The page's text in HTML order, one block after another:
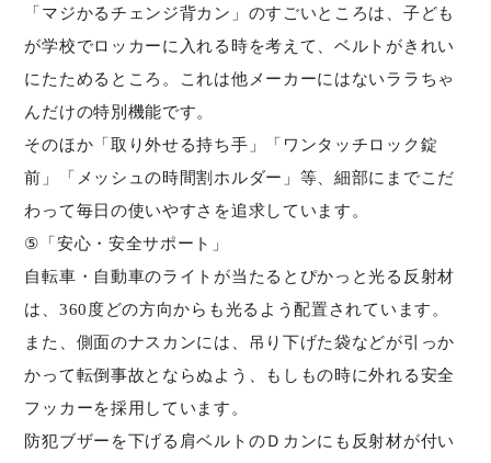
「マジかるチェンジ背カン」のすごいところは、子ども
が学校でロッカーに入れる時を考えて、ベルトがきれい
にたためるところ。これは他メーカーにはないララちゃ
んだけの特別機能です。
そのほか「取り外せる持ち手」「ワンタッチロック錠
前」「メッシュの時間割ホルダー」等、細部にまでこだ
わって毎日の使いやすさを追求しています。
⑤「安心・安全サポート」
自転車・自動車のライトが当たるとぴかっと光る反射材
は、360度どの方向からも光るよう配置されています。
また、側面のナスカンには、吊り下げた袋などが引っか
かって転倒事故とならぬよう、もしもの時に外れる安全
フッカーを採用しています。
防犯ブザーを下げる肩ベルトのＤカンにも反射材が付い